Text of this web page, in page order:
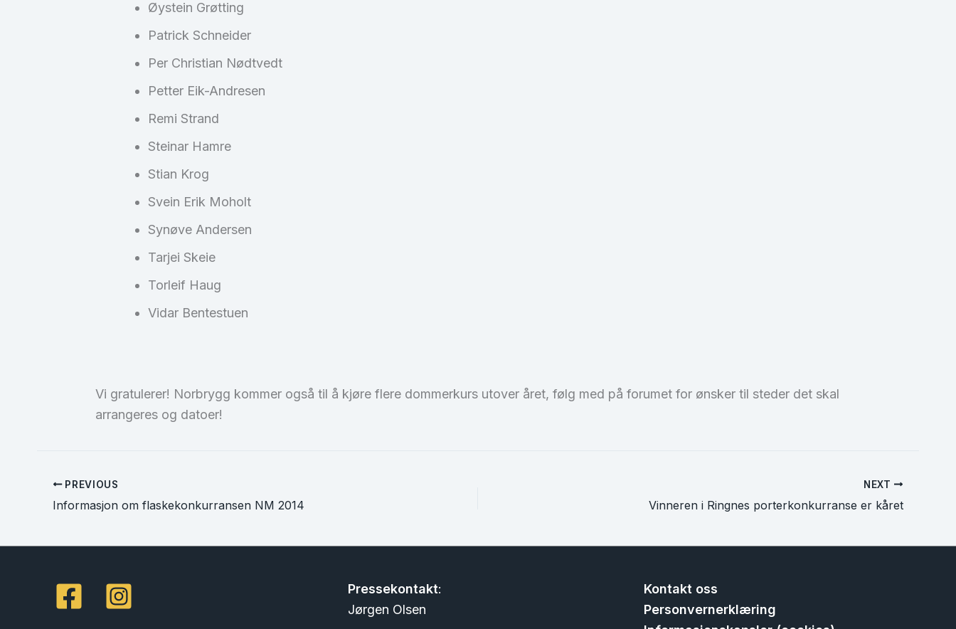
Øystein Grøtting
Patrick Schneider
Per Christian Nødtvedt
Petter Eik-Andresen
Remi Strand
Steinar Hamre
Stian Krog
Svein Erik Moholt
Synøve Andersen
Tarjei Skeie
Torleif Haug
Vidar Bentestuen
Vi gratulerer! Norbrygg kommer også til å kjøre flere dommerkurs utover året, følg med på forumet for ønsker til steder det skal
arrangeres og datoer!
PREVIOUS
Informasjon om flaskekonkurransen NM 2014
NEXT
Vinneren i Ringnes porterkonkurranse er kåret
Pressekontakt:
Jørgen Olsen
Kontakt oss
Personvernerklæring